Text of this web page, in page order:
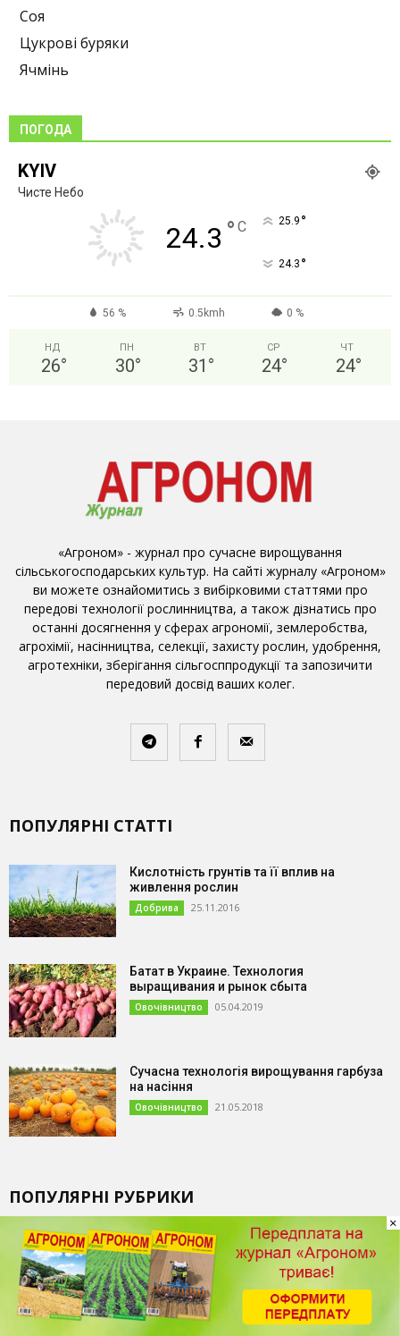
Соя
Цукрові буряки
Ячмінь
ПОГОДА
KYIV
Чисте Небо
24.3 ° C 25.9 °
24.3 °
56 % 0.5kmh 0 %
НД
26°
ПН
30°
ВТ
31 °
СР
24°
ЧТ
24°
«Агроном» - журнал про сучасне вирощування
сільськогосподарських культур. На сайті журналу «Агроном»
ви можете ознайомитись з вибірковими статтями про
передові технології рослинництва, а також дізнатись про
останні досягнення у сферах агрономії, землеробства,
агрохімії, насінництва, селекції, захисту рослин, удобрення,
агротехніки, зберігання сільгосппродукції та запозичити
передовий досвід ваших колег.
ПОПУЛЯРНІ СТАТТІ
Кислотність грунтів та її вплив на
живлення рослин
Добрива 25.11.2016
Батат в Украине. Технология
выращивания и рынок сбыта
Овочівництво 05.04.2019
Сучасна технологія вирощування гарбуза
на насіння
Овочівництво 21.05.2018
ПОПУЛЯРНІ РУБРИКИ
Новини
4030
Захист рослин
Агротехніка
193
Добрива
163
×